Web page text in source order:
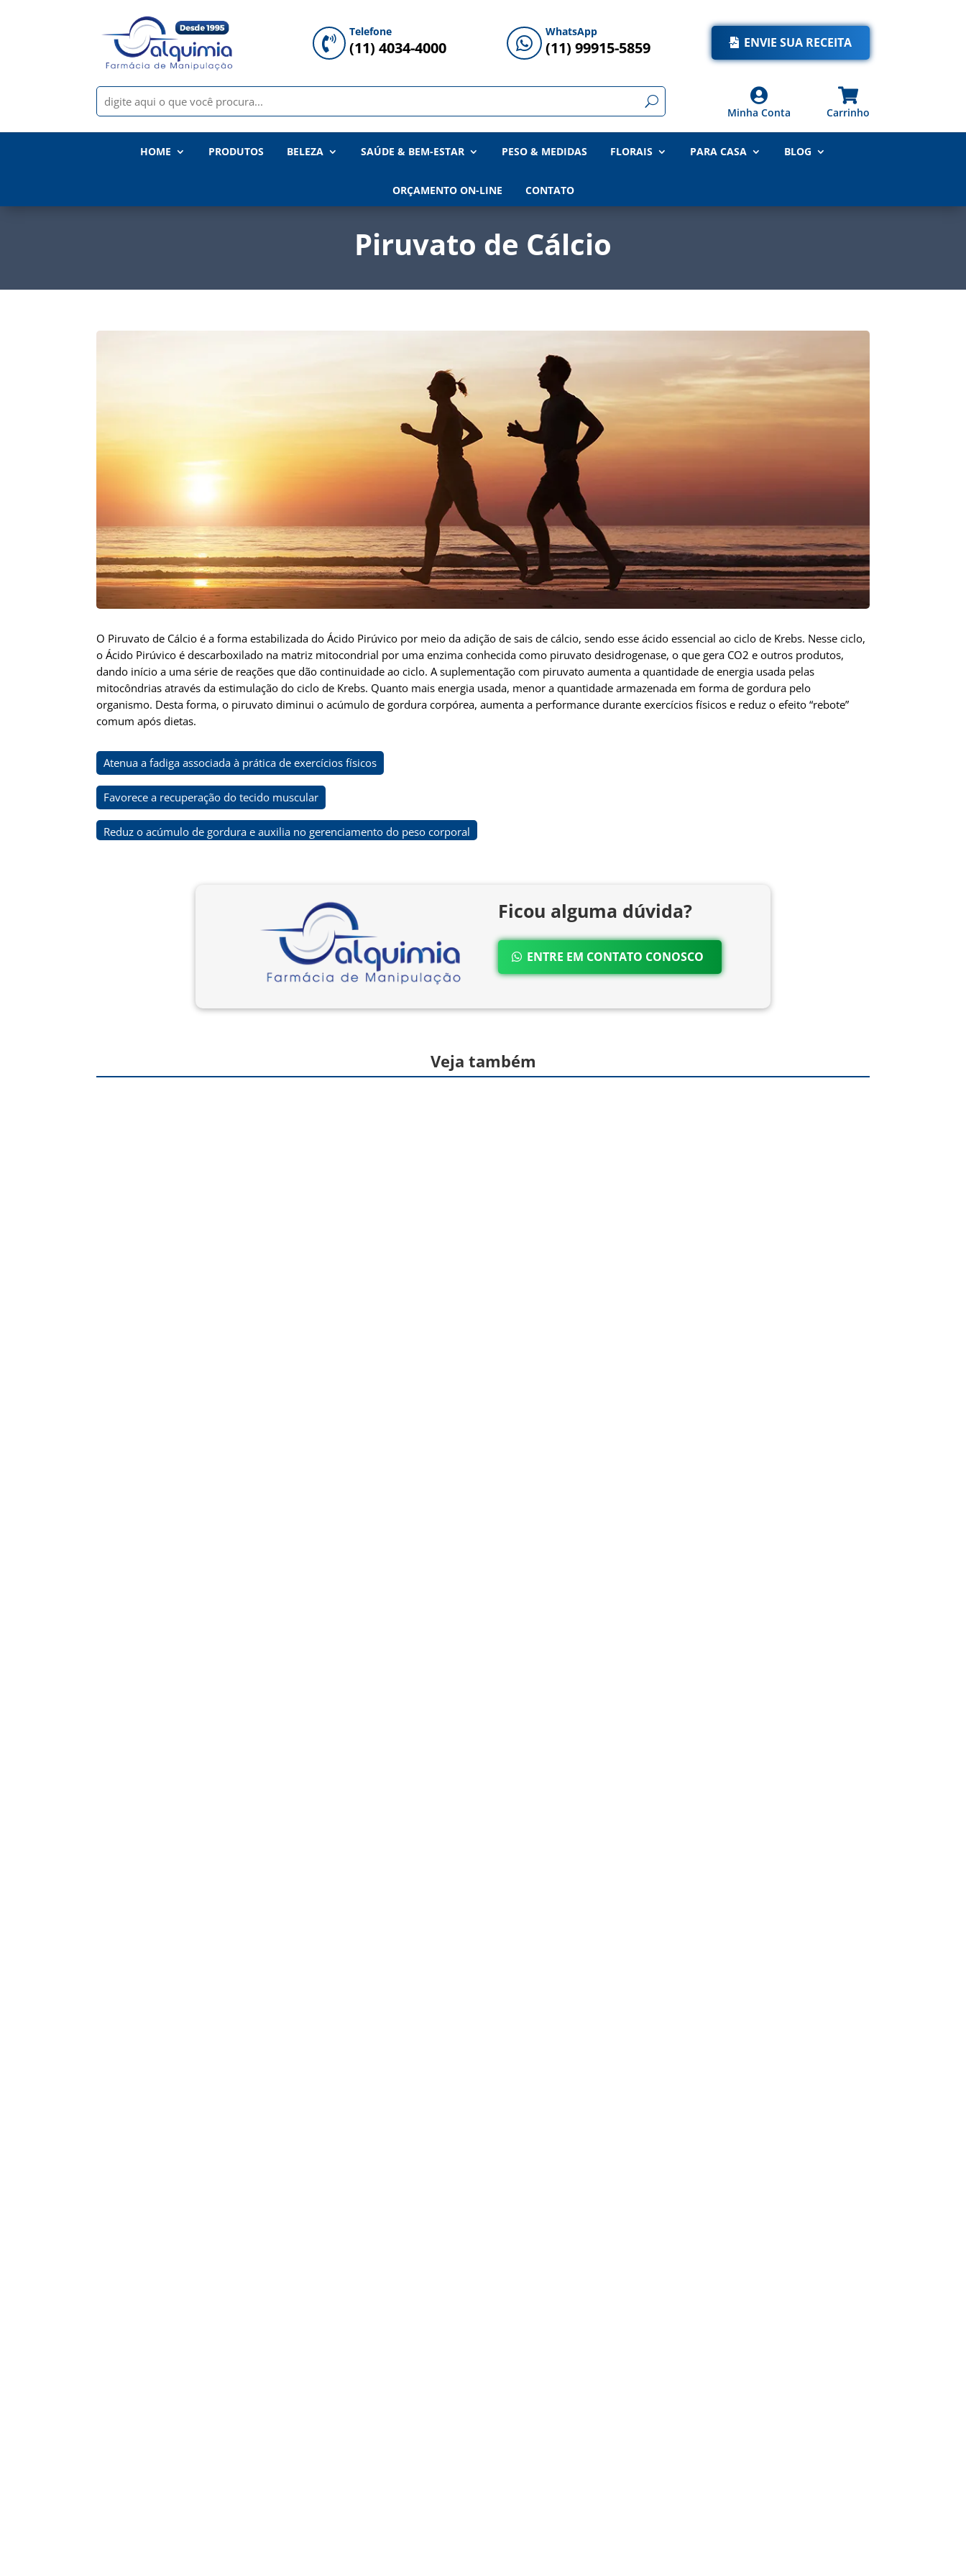

Telefone
(11) 4034-4000 
WhatsApp
(11) 99915-5859 ENVIE SUA RECEITA

Minha Conta

Carrinho
HOME PRODUTOS BELEZA SAÚDE & BEM-ESTAR PESO & MEDIDAS FLORAIS PARA CASA BLOG
ORÇAMENTO ON-LINE CONTATO
Piruvato de Cálcio
O Piruvato de Cálcio é a forma estabilizada do Ácido Pirúvico por meio da adição de sais de cálcio, sendo esse ácido essencial ao ciclo de Krebs. Nesse ciclo,
o Ácido Pirúvico é descarboxilado na matriz mitocondrial por uma enzima conhecida como piruvato desidrogenase, o que gera CO2 e outros produtos,
dando início a uma série de reações que dão continuidade ao ciclo. A suplementação com piruvato aumenta a quantidade de energia usada pelas
mitocôndrias através da estimulação do ciclo de Krebs. Quanto mais energia usada, menor a quantidade armazenada em forma de gordura pelo
organismo. Desta forma, o piruvato diminui o acúmulo de gordura corpórea, aumenta a performance durante exercícios físicos e reduz o efeito “rebote”
comum após dietas.
Atenua a fadiga associada à prática de exercícios físicos
Favorece a recuperação do tecido muscular
Reduz o acúmulo de gordura e auxilia no gerenciamento do peso corporal
Ficou alguma dúvida?
ENTRE EM CONTATO CONOSCO
Veja também